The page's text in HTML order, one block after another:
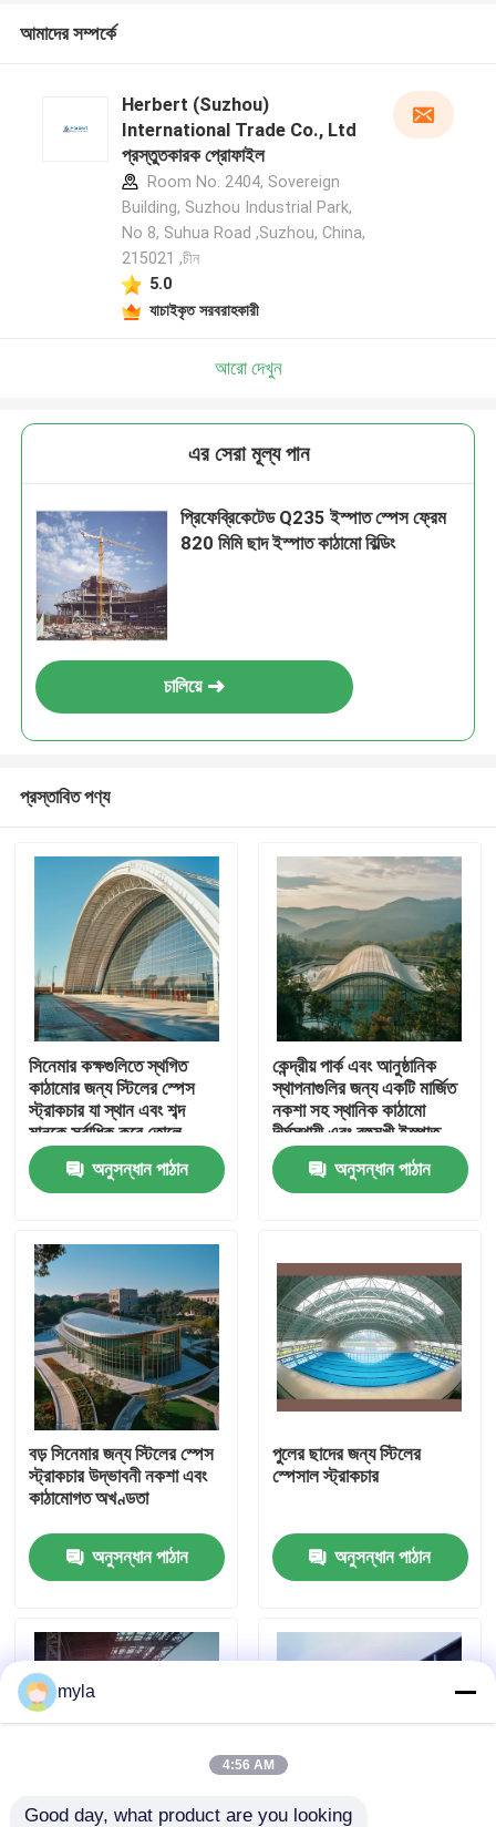
বাড়ি
পণ্য
আমাদের সম্পর্কে
কারখানা ভ্রমণ
মান নিয়ন্ত্রণ
যোগাযোগ করুন
মামলা
স্পেস ফ্রেম ট্রাস
আমাদের সম্পর্কে
Herbert (Suzhou)
International Trade Co., Ltd
প্রস্তুতকারক প্রোফাইল
Room No. 2404, Sovereign
Building, Suzhou Industrial Park,
No 8, Suhua Road ,Suzhou, China,
215021 ,চীন
5.0
যাচাইকৃত সরবরাহকারী
আরো দেখুন
এর সেরা মূল্য পান
প্রিফেব্রিকেটেড Q235 ইস্পাত স্পেস ফ্রেম
820 মিমি ছাদ ইস্পাত কাঠামো বিল্ডিং
চালিয়ে
প্রস্তাবিত পণ্য
সিনেমার কক্ষগুলিতে স্থগিত
কাঠামোর জন্য স্টিলের স্পেস
স্ট্রাকচার যা স্থান এবং শব্দ
মানকে সর্বাধিক করে তোলে
অনুসন্ধান পাঠান
কেন্দ্রীয় পার্ক এবং আনুষ্ঠানিক
স্থাপনাগুলির জন্য একটি মার্জিত
নকশা সহ স্থানিক কাঠামো
দীর্ঘস্থায়ী এবং বহুমুখী ইস্পাত
বিল্ডিং
অনুসন্ধান পাঠান
বড় সিনেমার জন্য স্টিলের স্পেস
স্ট্রাকচার উদ্ভাবনী নকশা এবং
কাঠামোগত অখণ্ডতা
অনুসন্ধান পাঠান
পুলের ছাদের জন্য স্টিলের
স্পেসাল স্ট্রাকচার
অনুসন্ধান পাঠান
myla
4:56 AM
Good day, what product are you looking